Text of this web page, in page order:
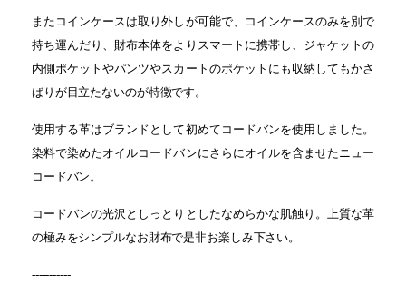
またコインケースは取り外しが可能で、コインケースのみを別で
持ち運んだり、財布本体をよりスマートに携帯し、ジャケットの
内側ポケットやパンツやスカートのポケットにも収納してもかさ
ばりが目立たないのが特徴です。
使用する革はブランドとして初めてコードバンを使用しました。
染料で染めたオイルコードバンにさらにオイルを含ませたニュー
コードバン。
コードバンの光沢としっとりとしたなめらかな肌触り。上質な革
の極みをシンプルなお財布で是非お楽しみ下さい。
-----------